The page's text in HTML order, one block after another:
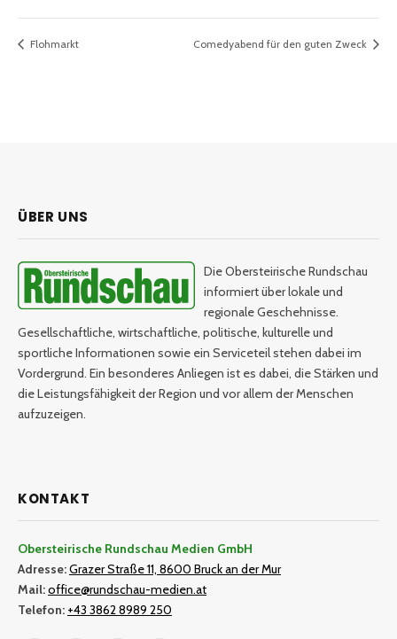
Flohmarkt Comedyabend für den guten Zweck
ÜBER UNS
Die Obersteirische Rundschau
informiert über lokale und
regionale Geschehnisse.
Gesellschaftliche, wirtschaftliche, politische, kulturelle und
sportliche Informationen sowie ein Serviceteil stehen dabei im
Vordergrund. Ein besonderes Anliegen ist es dabei, die Stärken und
die Leistungsfähigkeit der Region und vor allem der Menschen
aufzuzeigen.
KONTAKT
Obersteirische Rundschau Medien GmbH
Adresse:Grazer Straße 11, 8600 Bruck an der Mur
Mail:office@rundschau-medien.at
Telefon: +43 3862 8989 250